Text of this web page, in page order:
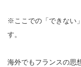
※ここでの「できない
す。
海外でもフランスの思